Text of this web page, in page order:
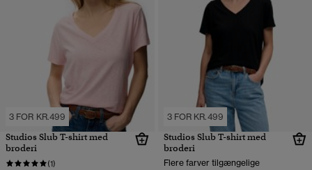
3 FOR KR.499
Studios Slub T-shirt med
broderi
(1)
3 FOR KR.499
Studios Slub T-shirt med
broderi
Flere farver tilgængelige